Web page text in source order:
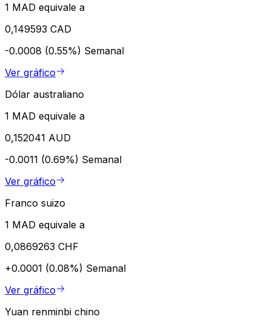
1 MAD equivale a
0,149593 CAD
-0.0008 (0.55%) Semanal
Ver gráfico
Dólar australiano
1 MAD equivale a
0,152041 AUD
-0.0011 (0.69%) Semanal
Ver gráfico
Franco suizo
1 MAD equivale a
0,0869263 CHF
+0.0001 (0.08%) Semanal
Ver gráfico
Yuan renminbi chino